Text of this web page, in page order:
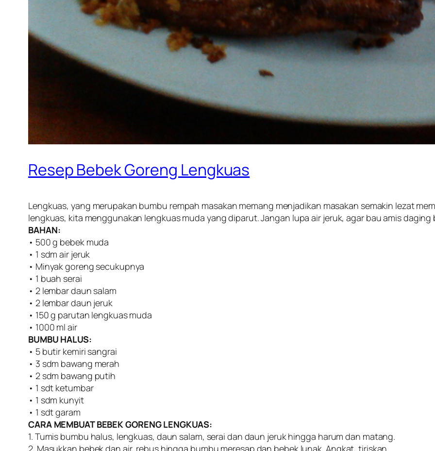
Resep Bebek Goreng Lengkuas
Lengkuas, yang merupakan bumbu rempah masakan memang menjadikan masakan semakin lezat
lengkuas, kita menggunakan lengkuas muda yang diparut. Jangan lupa air jeruk, agar bau amis daging
BAHAN:
• 500 g bebek muda
• 1 sdm air jeruk
• Minyak goreng secukupnya
• 1 buah serai
• 2 lembar daun salam
• 2 lembar daun jeruk
• 150 g parutan lengkuas muda
• 1000 ml air
BUMBU HALUS:
• 5 butir kemiri sangrai
• 3 sdm bawang merah
• 2 sdm bawang putih
• 1 sdt ketumbar
• 1 sdm kunyit
• 1 sdt garam
CARA MEMBUAT BEBEK GORENG LENGKUAS:
1. Tumis bumbu halus, lengkuas, daun salam, serai dan daun jeruk hingga harum dan matang.
2. Masukkan bebek dan air, rebus hingga bumbu meresap dan bebek lunak. Angkat, tiriskan.